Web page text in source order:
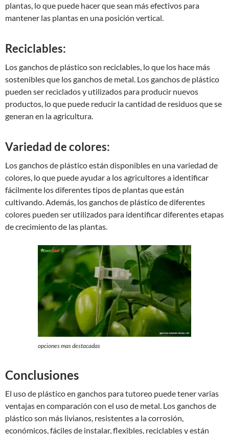
plantas, lo que puede hacer que sean más efectivos para
mantener las plantas en una posición vertical.
Reciclables:
Los ganchos de plástico son reciclables, lo que los hace más
sostenibles que los ganchos de metal. Los ganchos de plástico
pueden ser reciclados y utilizados para producir nuevos
productos, lo que puede reducir la cantidad de residuos que se
generan en la agricultura.
Variedad de colores:
Los ganchos de plástico están disponibles en una variedad de
colores, lo que puede ayudar a los agricultores a identificar
fácilmente los diferentes tipos de plantas que están
cultivando. Además, los ganchos de plástico de diferentes
colores pueden ser utilizados para identificar diferentes etapas
de crecimiento de las plantas.
opciones mas destacadas
Conclusiones
El uso de plástico en ganchos para tutoreo puede tener varias
ventajas en comparación con el uso de metal. Los ganchos de
plástico son más livianos, resistentes a la corrosión,
económicos, fáciles de instalar, flexibles, reciclables y están